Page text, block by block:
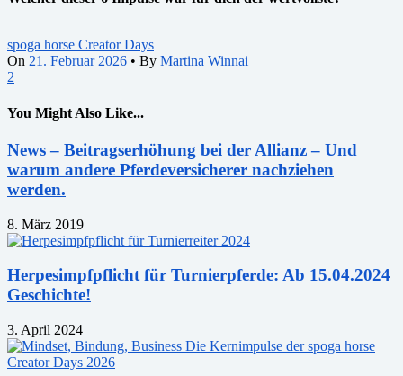
spoga horse Creator Days
On 21. Februar 2026 • By Martina Winnai
2
You Might Also Like...
News – Beitragserhöhung bei der Allianz – Und
warum andere Pferdeversicherer nachziehen
werden.
8. März 2019
Herpesimpfpflicht für Turnierpferde: Ab 15.04.2024
Geschichte!
3. April 2024